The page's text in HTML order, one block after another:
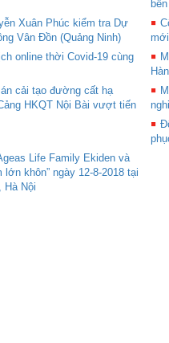
Xuân Phúc kiểm tra Dự
Vân Đồn (Quảng Ninh)
mới
online thời Covid-19 cùng
cải tạo đường cất hạ
HKQT Nội Bài vượt tiến
Life Family Ekiden và
lớn khôn” ngày 12-8-2018 tại
Hà Nội